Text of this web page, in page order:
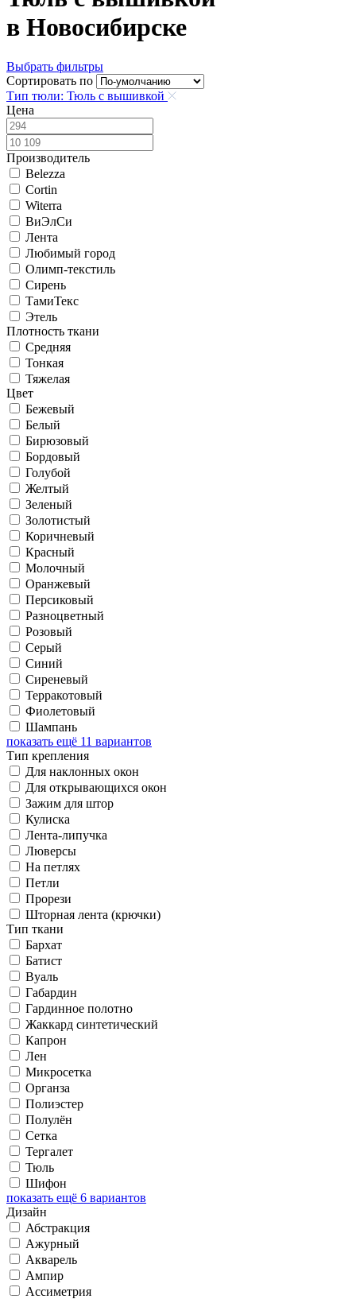
в Новосибирске
Выбрать фильтры
Сортировать по
Тип тюли: Тюль с вышивкой
Цена
Производитель
Belezza
Cortin
Witerra
ВиЭлСи
Лента
Любимый город
Олимп-текстиль
Сирень
ТамиТекс
Этель
Плотность ткани
Средняя
Тонкая
Тяжелая
Цвет
Бежевый
Белый
Бирюзовый
Бордовый
Голубой
Желтый
Зеленый
Золотистый
Коричневый
Красный
Молочный
Оранжевый
Персиковый
Разноцветный
Розовый
Серый
Синий
Сиреневый
Терракотовый
Фиолетовый
Шампань
показать ещё 11 вариантов
Тип крепления
Для наклонных окон
Для открывающихся окон
Зажим для штор
Кулиска
Лента-липучка
Люверсы
На петлях
Петли
Прорези
Шторная лента (крючки)
Тип ткани
Бархат
Батист
Вуаль
Габардин
Гардинное полотно
Жаккард синтетический
Капрон
Лен
Микросетка
Органза
Полиэстер
Полулён
Сетка
Тергалет
Тюль
Шифон
показать ещё 6 вариантов
Дизайн
Абстракция
Ажурный
Акварель
Ампир
Ассиметрия